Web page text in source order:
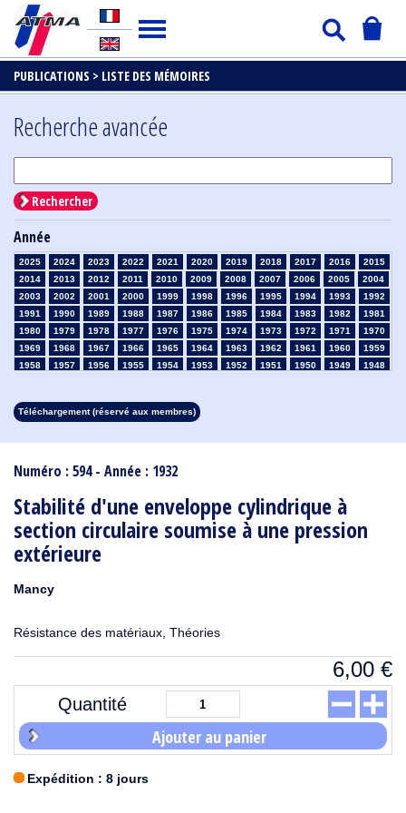
PUBLICATIONS > LISTE DES MÉMOIRES
Numéro : 594 - Année : 1932
Stabilité d'une enveloppe cylindrique à
section circulaire soumise à une pression
extérieure
Mancy
Résistance des matériaux, Théories
6,00 €
Quantité
Ajouter au panier
Expédition : 8 jours
Recherche avancée
Rechercher
Année
2025 2024 2023 2022 2021 2020 2019 2018 2017 2016
2015
2014
2013 2012 2011 2010 2009 2008 2007 2006 2005
2004
2003
2002 2001 2000 1999 1998 1996 1995 1994 1993
1992
1991
1990 1989 1988 1987 1986 1985 1984 1983 1982
1981
1980
1979 1978 1977 1976 1975 1974 1973 1972 1971
1970
1969
1968 1967 1966 1965 1964 1963 1962 1961 1960
1959
1958
1957 1956 1955 1954 1953 1952 1951 1950 1949
1948
1913
1912 1911 1910 1909 1908
Téléchargement (réservé aux membres)